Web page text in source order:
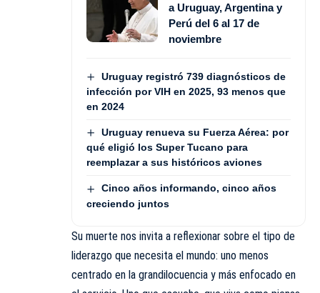
a Uruguay, Argentina y
Perú del 6 al 17 de
noviembre
Uruguay registró 739 diagnósticos de
infección por VIH en 2025, 93 menos que
en 2024
Uruguay renueva su Fuerza Aérea: por
qué eligió los Super Tucano para
reemplazar a sus históricos aviones
Cinco años informando, cinco años
creciendo juntos
Su muerte nos invita a reflexionar sobre el tipo de
liderazgo que necesita el mundo: uno menos
centrado en la grandilocuencia y más enfocado en